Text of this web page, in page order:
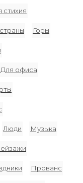
стихия
Горы
Для офиса
Люди Музыка
Прованс